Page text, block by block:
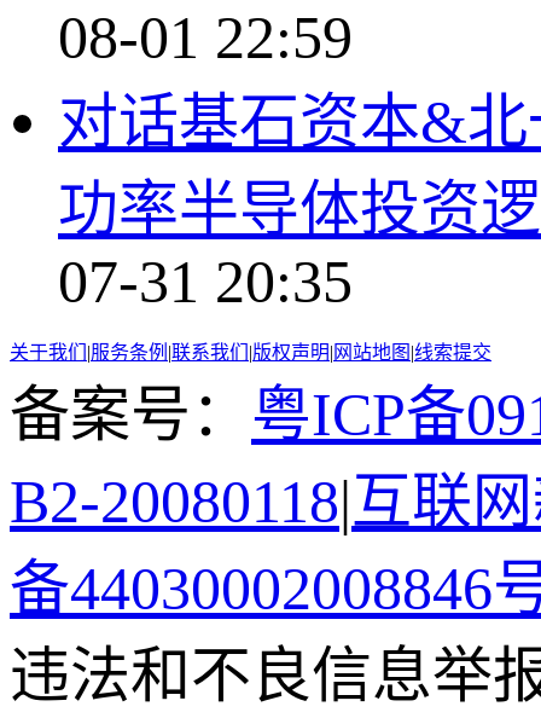
08-01 22:59
对话基石资本&
功率半导体投资
07-31 20:35
关于我们 |服务条例 |联系我们 |版权声明| 网站地图 |线索提交
备案号： 粤ICP备
B2-20080118|互联
备44030002008846
违法和不良信息举